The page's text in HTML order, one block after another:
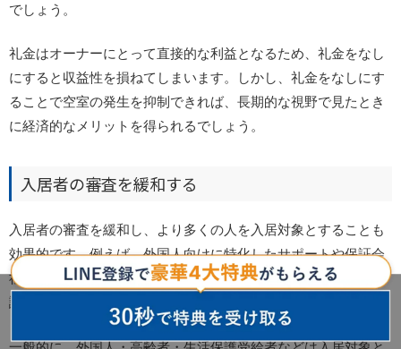
でしょう。
礼金はオーナーにとって直接的な利益となるため、礼金をなし
にすると収益性を損ねてしまいます。しかし、礼金をなしにす
ることで空室の発生を抑制できれば、長期的な視野で見たとき
に経済的なメリットを得られるでしょう。
入居者の審査を緩和する
入居者の審査を緩和し、より多くの人を入居対象とすることも
効果的です。例えば、外国人向けに特化したサポートや保証会
社と提携して外国人入居者を受け入れたり、高齢者の入居者を
認めたりする対策が考えられます。